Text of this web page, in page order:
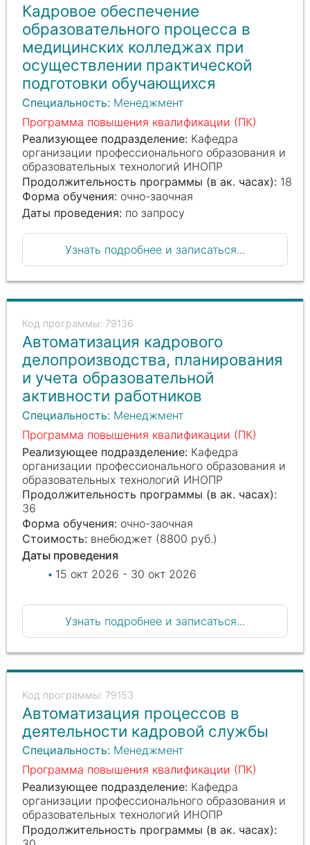
Кадровое обеспечение
образовательного процесса в
медицинских колледжах при
осуществлении практической
подготовки обучающихся
Специальность: Менеджмент
Программа повышения квалификации (ПК)
Реализующее подразделение: Кафедра
организации профессионального образования и
образовательных технологий ИНОПР
Продолжительность программы (в ак. часах): 18
Форма обучения: очно-заочная
Даты проведения: по запросу
Узнать подробнее и записаться...
79136
Автоматизация кадрового
делопроизводства, планирования
и учета образовательной
активности работников
Специальность: Менеджмент
Программа повышения квалификации (ПК)
Реализующее подразделение: Кафедра
организации профессионального образования и
образовательных технологий ИНОПР
Продолжительность программы (в ак. часах):
36
Форма обучения: очно-заочная
Стоимость: внебюджет (8800 руб.)
Даты проведения
15 окт 2026 - 30 окт 2026
Узнать подробнее и записаться...
79153
Автоматизация процессов в
деятельности кадровой службы
Специальность: Менеджмент
Программа повышения квалификации (ПК)
Реализующее подразделение: Кафедра
организации профессионального образования и
образовательных технологий ИНОПР
Продолжительность программы (в ак. часах):